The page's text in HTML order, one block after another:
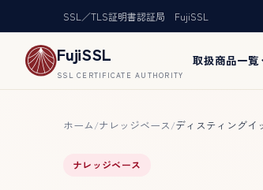
SSL／TLS証明書認証局 FujiSSL
FujiSSL
SSL CERTIFICATE AUTHORITY
取扱商品一覧
ホーム/ナレッジベース/ディスティングイ
ナレッジベース